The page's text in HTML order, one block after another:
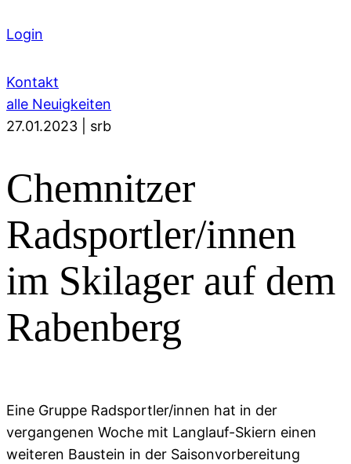
Login
Kontakt
alle Neuigkeiten
27.01.2023
srb
Chemnitzer
Radsportler/innen
im Skilager auf dem
Rabenberg
Eine Gruppe Radsportler/innen hat in der
vergangenen Woche mit Langlauf-Skiern einen
weiteren Baustein in der Saisonvorbereitung